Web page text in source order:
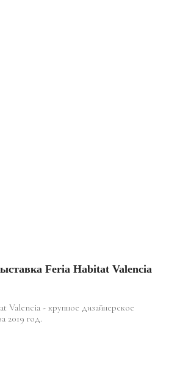
Feria Habitat Valencia
Valencia - крупное дизайнерское
2019 год.